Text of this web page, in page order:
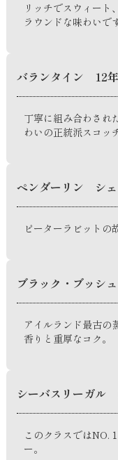
リッチでスウィート
ラウンドな味わいで
バランタイン 12年
丁寧に組み合わされ
わいの正統派スコッ
ペンダーリン シェ
ピーターラビットの
ブラック・ブッシュ
アイルランド最古の
香りと重厚なコク。
シーバスリーガル
このクラスではNO.
ー。